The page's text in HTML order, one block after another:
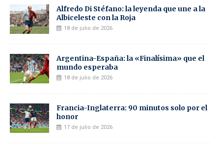
Alfredo Di Stéfano: la leyenda que une a la
Albiceleste con la Roja
18 de julio de 2026
Argentina-España: la «Finalísima» que el
mundo esperaba
18 de julio de 2026
Francia-Inglaterra: 90 minutos solo por el
honor
17 de julio de 2026